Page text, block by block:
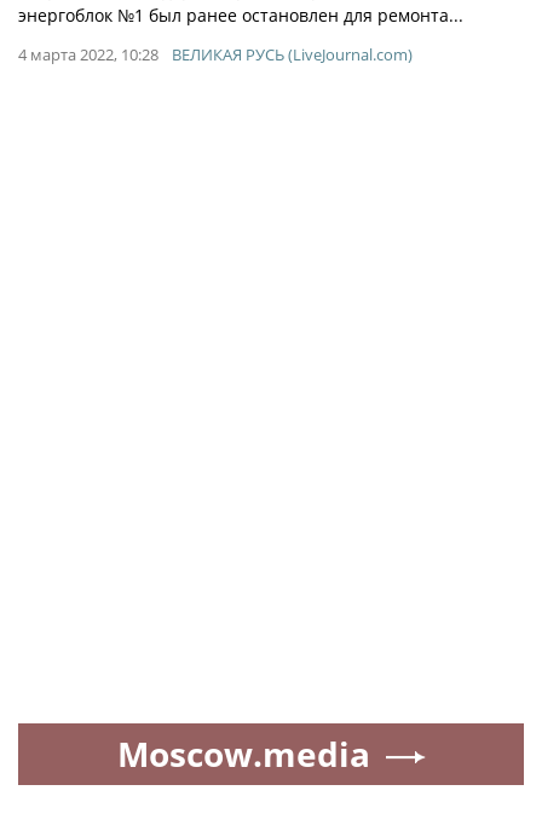
энергоблок №1 был ранее остановлен для ремонта...
4 марта 2022, 10:28 ВЕЛИКАЯ РУСЬ (LiveJournal.com)
Moscow.media